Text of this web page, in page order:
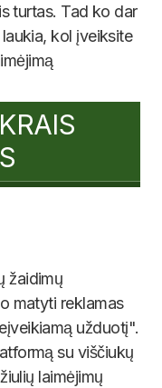
turtas. Tad ko dar
kol įveiksite
žaidimų
matyti reklamas
užduotį".
su viščiukų
laimėjimų